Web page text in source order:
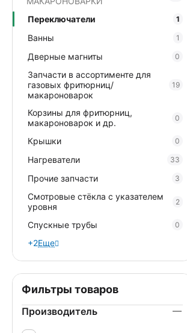
Переключатели 1
Ванны 1
Дверные магниты 0
Запчасти в ассортименте для
газовых фритюрниц/
макароноварок
19
Корзины для фритюрниц,
макароноварок и др.
0
Крышки 0
Нагреватели 33
Прочие запчасти 3
Смотровые стёкла с указателем
уровня
2
Спускные трубы 0
+2Еще
Фильтры товаров
Производитель